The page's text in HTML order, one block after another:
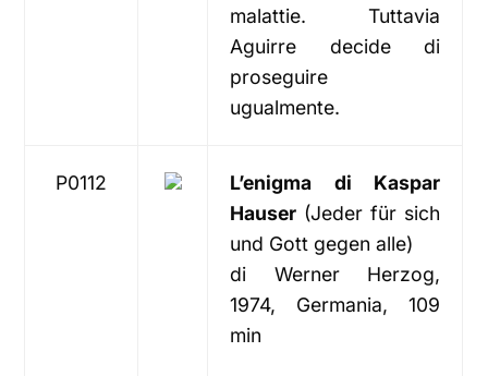
malattie. Tuttavia
Aguirre decide di
proseguire
ugualmente.
P0112
L’enigma di Kaspar
Hauser (Jeder für sich
und Gott gegen alle)
di Werner Herzog,
1974, Germania, 109
min